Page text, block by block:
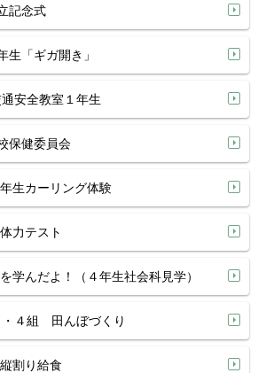
記念式
生「ギガ開き」
安全教室１年生
保健委員会
生カーリング体験
力テスト
学んだよ！（４年生社会科見学）
・４組 田んぼづくり
割り給食